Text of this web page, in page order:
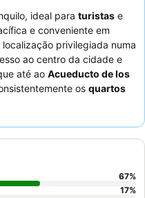
ideal para turistas e
e conveniente em
privilegiada numa
ao centro da cidade e
até ao Acueducto de los
os quartos
confortáveis a serem
atmosfera acolhedora,
recebem muitos
de sumos naturais e
mais tranquila, os
67%
17%